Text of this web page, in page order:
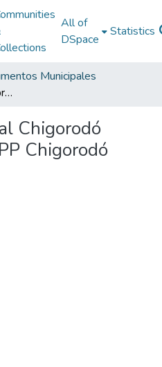
All of
DSpace
Statistics
Municipales
Planta de Personal Chigorodó Antioquia 2013: PP Chigorodó Antioquia 2013
Chigorodó
Chigorodó